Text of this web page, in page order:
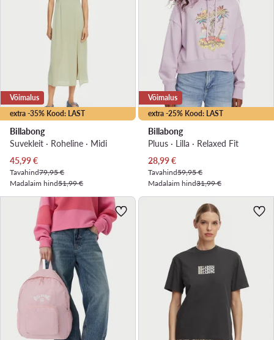
extra -35% Kood: LAST
Võimalus
Billabong
Suvekleit · Roheline · Midi
Praegune hind
45,99€
Tavahind79,95 €
Madalaim hind51,99 €
extra -25% Kood: LAST
Võimalus
Billabong
Pluus · Lilla · Relaxed Fit
Praegune hind
28,99€
Tavahind59,95 €
Madalaim hind31,99 €